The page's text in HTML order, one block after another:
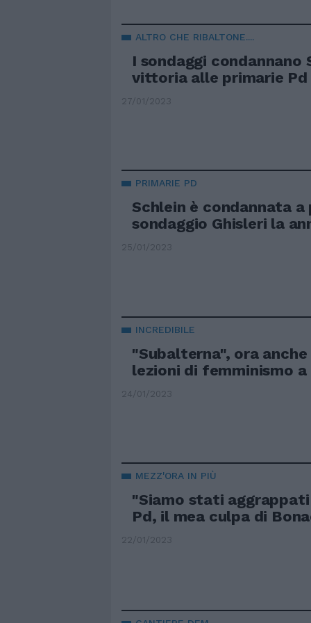
ALTRO CHE RIBALTONE....
I sondaggi condannano
vittoria alle primarie Pd
27/01/2023
PRIMARIE PD
Schlein è condannata a
sondaggio Ghisleri la
25/01/2023
INCREDIBILE
"Subalterna", ora
lezioni di femminismo a
24/01/2023
MEZZ'ORA IN PIÙ
"Siamo stati
Pd, il mea culpa di
22/01/2023